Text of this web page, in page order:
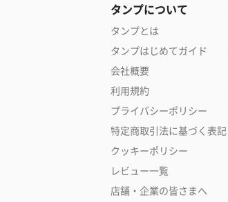
タンプについて
タンプとは
タンプはじめてガイド
会社概要
利用規約
プライバシーポリシー
特定商取引法に基づく表記
クッキーポリシー
レビュー一覧
店舗・企業の皆さまへ